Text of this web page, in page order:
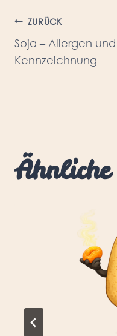
ZURÜCK
Soja – Allergen und
Kennzeichnung